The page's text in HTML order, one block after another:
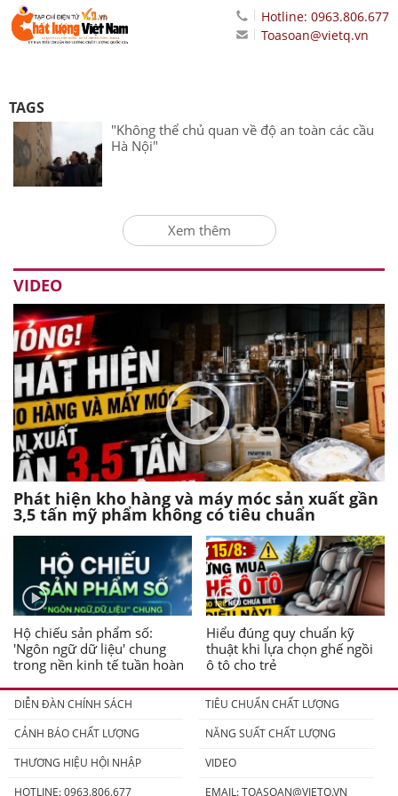
Hotline: 0963.806.677
Toasoan@vietq.vn
TAGS
"Không thể chủ quan về độ an toàn các cầu
Hà Nội"
Xem thêm
VIDEO
Phát hiện kho hàng và máy móc sản xuất gần
3,5 tấn mỹ phẩm không có tiêu chuẩn
Hộ chiếu sản phẩm số:
'Ngôn ngữ dữ liệu' chung
trong nền kinh tế tuần hoàn
Hiểu đúng quy chuẩn kỹ
thuật khi lựa chọn ghế ngồi
ô tô cho trẻ
DIỄN ĐÀN CHÍNH SÁCH
TIÊU CHUẨN CHẤT LƯỢNG
CẢNH BÁO CHẤT LƯỢNG
NĂNG SUẤT CHẤT LƯỢNG
THƯƠNG HIỆU HỘI NHẬP
VIDEO
HOTLINE: 0963.806.677
EMAIL:TOASOAN@VIETQ.VN